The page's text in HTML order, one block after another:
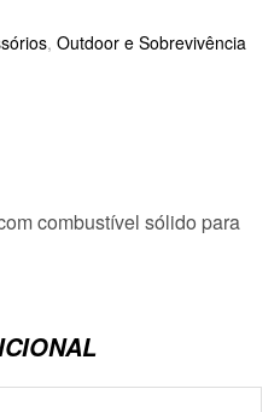
, Outdoor e Sobrevivência
combustível sólido para